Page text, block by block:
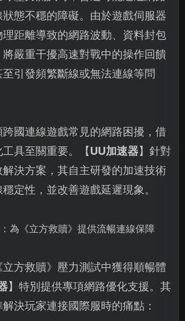
態不穩的障礙。由於遊戲伺服器
距離導致的網路波動、資料封包
嚴重干擾高速對戰中的操作回饋
引發頻繁斷線或無法連線等問
國連線遊戲常見的網路困擾，借
具至關重要。【UU加速器】針對
決方案，其自主研發的加速技術
定性，並改善遊戲延遲現象。
為《立方救贖》提供流暢連線保障
方救贖》壓力測試中獲得順暢體
】特別提供專項網路優化支援。其
決玩家連接國際服時的痛點：